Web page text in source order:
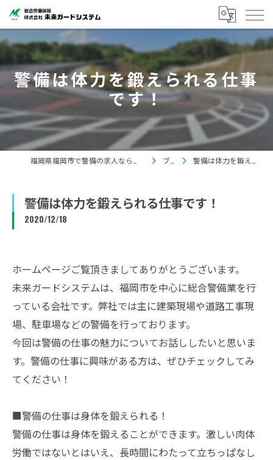
警備は体力を鍛えられる仕事
です！
ブログ 警備は体力を鍛えられる仕事です！
警備は体力を鍛えられる仕事です！
2020/12/18
ホームページご覧頂きましてありがとうございます。
未来ガードシステムは、福岡市を中心に総合警備業を行
っている会社です。弊社では主に建築現場や道路工事現
場、駐車場などの警備を行っております。
今回は警備の仕事の魅力についてお話ししたいと思いま
す。警備の仕事に興味がある方は、ぜひチェックしてみ
てください！
■警備の仕事は身体を鍛えられる！
警備の仕事は身体を鍛えることができます。激しい肉体
労働ではないとはいえ、長時間にわたって立ちっぱなし